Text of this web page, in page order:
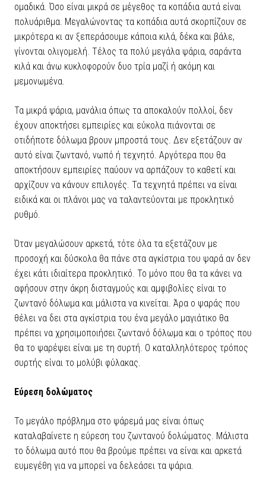
ομαδικά. Όσο είναι μικρά σε μέγεθος τα κοπάδια αυτά είναι
πολυάριθμα. Μεγαλώνοντας τα κοπάδια αυτά σκορπίζουν σε
μικρότερα κι αν ξεπεράσουμε κάποια κιλά, δέκα και βάλε,
γίνονται ολιγομελή. Τέλος τα πολύ μεγάλα ψάρια, σαράντα
κιλά και άνω κυκλοφορούν δυο τρία μαζί ή ακόμη και
μεμονωμένα.
Τα μικρά ψάρια, μανάλια όπως τα αποκαλούν πολλοί, δεν
έχουν αποκτήσει εμπειρίες και εύκολα πιάνονται σε
οτιδήποτε δόλωμα βρουν μπροστά τους. Δεν εξετάζουν αν
αυτό είναι ζωντανό, νωπό ή τεχνητό. Αργότερα που θα
αποκτήσουν εμπειρίες παύουν να αρπάζουν το καθετί και
αρχίζουν να κάνουν επιλογές. Τα τεχνητά πρέπει να είναι
ειδικά και οι πλάνοι μας να ταλαντεύονται με προκλητικό
ρυθμό.
Όταν μεγαλώσουν αρκετά, τότε όλα τα εξετάζουν με
προσοχή και δύσκολα θα πάνε στα αγκίστρια του ψαρά αν δεν
έχει κάτι ιδιαίτερα προκλητικό. Το μόνο που θα τα κάνει να
αφήσουν στην άκρη δισταγμούς και αμφιβολίες είναι το
ζωντανό δόλωμα και μάλιστα να κινείται. Άρα ο ψαράς που
θέλει να δει στα αγκίστρια του ένα μεγάλο μαγιάτικο θα
πρέπει να χρησιμοποιήσει ζωντανό δόλωμα και ο τρόπος που
θα το ψαρέψει είναι με τη συρτή. Ο καταλληλότερος τρόπος
συρτής είναι το μολύβι φύλακας.
Εύρεση δολώματος
Το μεγάλο πρόβλημα στο ψάρεμά μας είναι όπως
καταλαβαίνετε η εύρεση του ζωντανού δολώματος. Μάλιστα
το δόλωμα αυτό που θα βρούμε πρέπει να είναι και αρκετά
ευμεγέθη για να μπορεί να δελεάσει τα ψάρια.